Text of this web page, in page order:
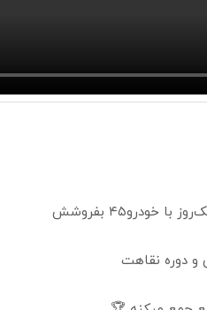
بفروشش
و دوره نقاهت